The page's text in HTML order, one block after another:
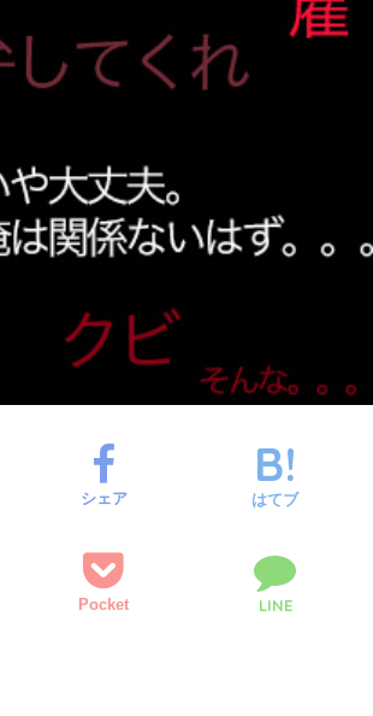
シェア はてブ
Pocket LINE